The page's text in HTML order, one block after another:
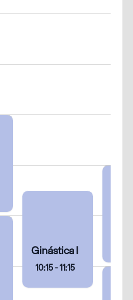
Ginástica I
10:15 - 11:15